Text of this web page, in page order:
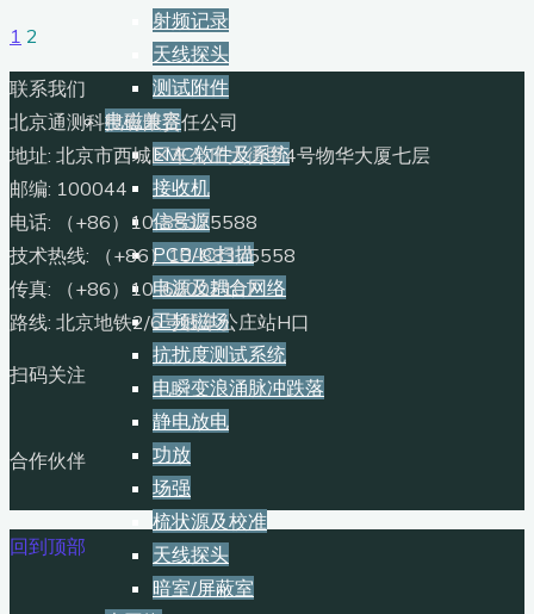
射频记录
天线探头
测试附件
电磁兼容
EMC软件及系统
接收机
信号源
PCB/IC扫描
电源及耦合网络
工频磁场
抗扰度测试系统
电瞬变浪涌脉冲跌落
静电放电
功放
场强
梳状源及校准
天线探头
暗室/屏蔽室
1 2
联系我们
北京通测科技有限责任公司
地址: 北京市西城区车公庄大街甲4号物华大厦七层
邮编: 100044
电话: （+86）10-88375588
技术热线: （+86）10-88375558
传真: （+86）10-68002107
路线: 北京地铁2/6号线车公庄站H口
扫码关注
合作伙伴
回到顶部